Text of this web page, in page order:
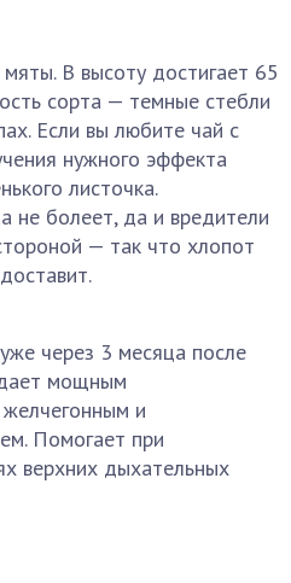
В высоту достигает 65
сорта — темные стебли
Если вы любите чай с
нужного эффекта
листочка.
не болеет, да и вредители
— так что хлопот
через 3 месяца после
мощным
и
Помогает при
верхних дыхательных